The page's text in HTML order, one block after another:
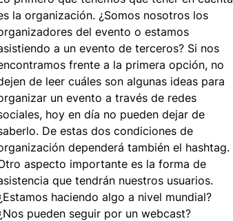
Turismo
Cabina 360
la organización. ¿Somos nosotros los
del evento o estamos
a un evento de terceros? Si nos
frente a la primera opción, no
de leer cuáles son algunas ideas para
un evento a través de redes
hoy en día no pueden dejar de
De estas dos condiciones de
dependerá también el hashtag.
aspecto importante es la forma de
que tendrán nuestros usuarios.
haciendo algo a nivel mundial?
pueden seguir por un webcast?